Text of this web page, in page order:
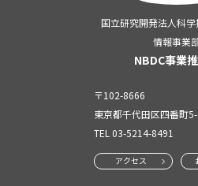
国立研究開発法人科
情報事業
NBDC事業
〒102-8666
東京都千代田区四番町
TEL 03-5214-8491
アクセス